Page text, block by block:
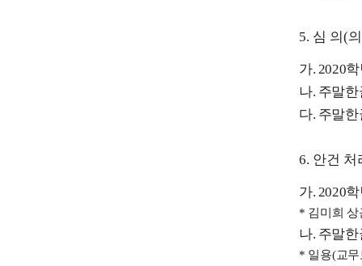
5. 심 의(
가. 2020
나. 주말한
다. 주말
6. 안건 처
가. 2020
* 김미희 상
나. 주말한
* 일용(교